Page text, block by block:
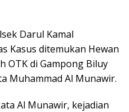
Darul Kamal
Kasus ditemukan Hewan
OTK di Gampong Biluy
Muhammad Al Munawir.
Al Munawir, kejadian